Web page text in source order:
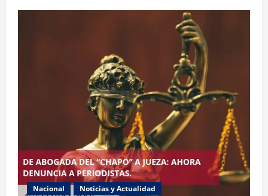
Nacional Noticias y Actualidad